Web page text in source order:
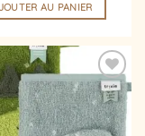
AU PANIER
Ajouter
à la
liste
d’envies